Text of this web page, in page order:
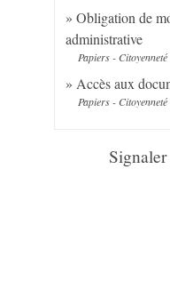
Obligation de
administrative
Papiers -
Accès aux
Papiers -